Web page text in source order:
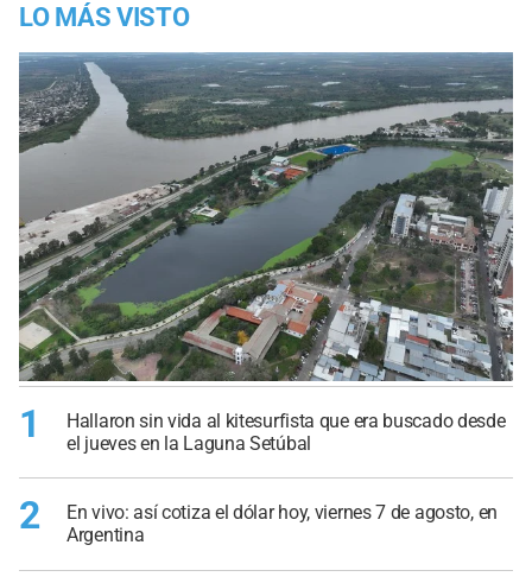
LO MÁS VISTO
1
Hallaron sin vida al kitesurfista que era buscado desde
el jueves en la Laguna Setúbal
2
En vivo: así cotiza el dólar hoy, viernes 7 de agosto, en
Argentina